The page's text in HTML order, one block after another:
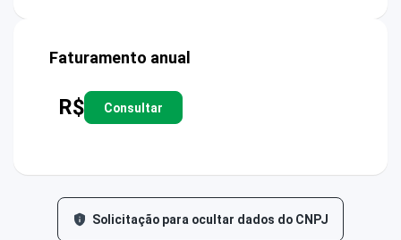
Faturamento anual
R$ Consultar
Solicitação para ocultar dados do CNPJ